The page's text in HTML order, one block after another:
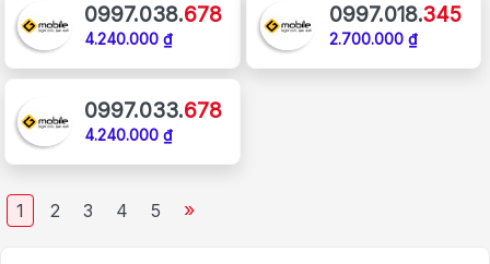
0997.038.678
4.240.000 ₫
0997.018.345
2.700.000 ₫
0997.033.678
4.240.000 ₫
1 2 3 4 5 »